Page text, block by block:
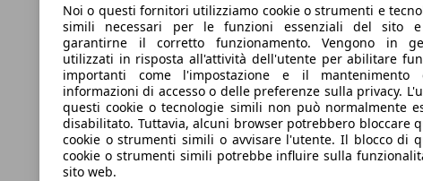
Noi o questi fornitori utilizziamo cookie o strumenti e
simili necessari per le funzioni essenziali del sito
garantirne il corretto funzionamento. Vengono in
utilizzati in risposta all'attività dell'utente per abilitare
importanti come l'impostazione e il mantenimento
informazioni di accesso o delle preferenze sulla privacy.
questi cookie o tecnologie simili non può normalmente
disabilitato. Tuttavia, alcuni browser potrebbero bloccare
cookie o strumenti simili o avvisare l'utente. Il blocco di
cookie o strumenti simili potrebbe influire sulla
sito web.